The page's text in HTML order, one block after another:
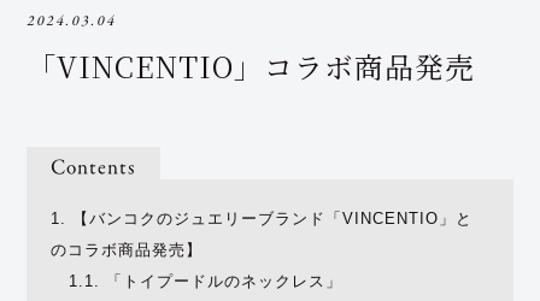
2024.03.04
「VINCENTIO」コラボ商品発売
Contents
1.
【バンコクのジュエリーブランド「VINCENTIO」と
のコラボ商品発売】
1.1.
「トイプードルのネックレス」